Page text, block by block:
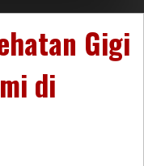
Gigi
di